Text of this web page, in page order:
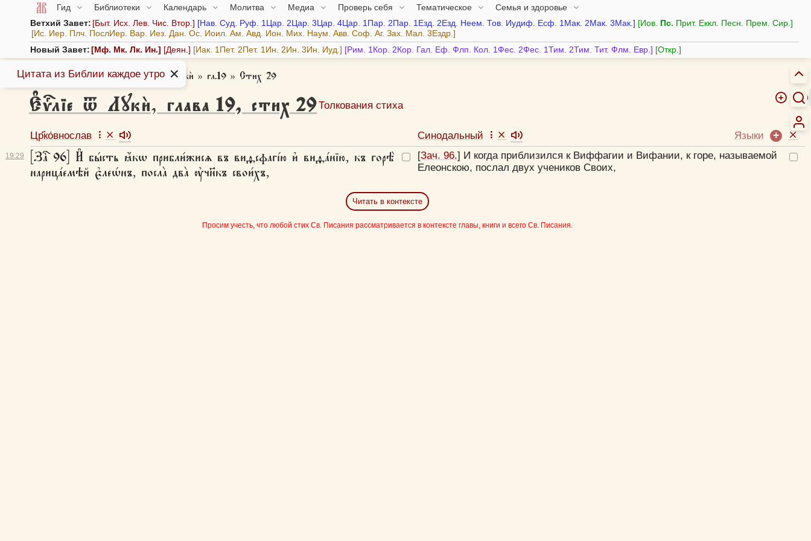
Гид Библиотеки Календарь Молитва Медиа Проверь себя Тематическое
Семья и здоровье
Ветхий Завет: Быт. Исх. Лев. Чис. Втор. Нав. Суд. Руф. 1Цар. 2Цар. 3Цар. 4Цар. 1Пар. 2Пар. 1Езд. 2Езд. Неем. Тов. Иудиф. Есф. 1Мак. 2Мак. 3Мак. Иов. Пс. Прит. Еккл. Песн. Прем. Сир.
Ис. Иер. Плч. ПослИер. Вар. Иез. Дан. Ос. Иоил. Ам. Авд. Ион. Мих. Наум. Авв. Соф. Аг. Зах. Мал. 3Ездр.
Новый Завет: Мф. Мк. Лк. Ин. Деян. Иак. 1Пет. 2Пет. 1Ин. 2Ин. 3Ин. Иуд. Рим. 1Кор. 2Кор. Гал. Еф. Флп. Кол. 1Фес. 2Фес. 1Тим. 2Тим. Тит. Флм. Евр. Откр.
Азбука веры » Библия »Є҆ѵⷢ҇лїе ѿ Лꙋкѝ » гл.19 » Стих 29
Є҆ѵⷢ҇лїе ѿ Лꙋкѝ, глава 19,стих 29Толкования стиха
19:29
Цр҃ко́внослав
[Заⷱ҇ 96] И҆ бы́сть ꙗ҆́кѡ прибли́жисѧ въ виѳсфагі́ю и҆ виѳа́нїю, къ горѣ̀
нарица́емѣй є҆леѡ́нъ, посла̀ два̀ ᲂу҆чн҃къ свои́хъ,
Синодальный
Языки
[Зач. 96.] И когда приблизился к Виффагии и Вифании, к горе, называемой
Елеонскою, послал двух учеников Своих,
Читать в контексте
Просим учесть, что любой стих Св. Писания рассматривается в контексте главы, книги и всего Св. Писания.
Цитата из Библии каждое утро ✕